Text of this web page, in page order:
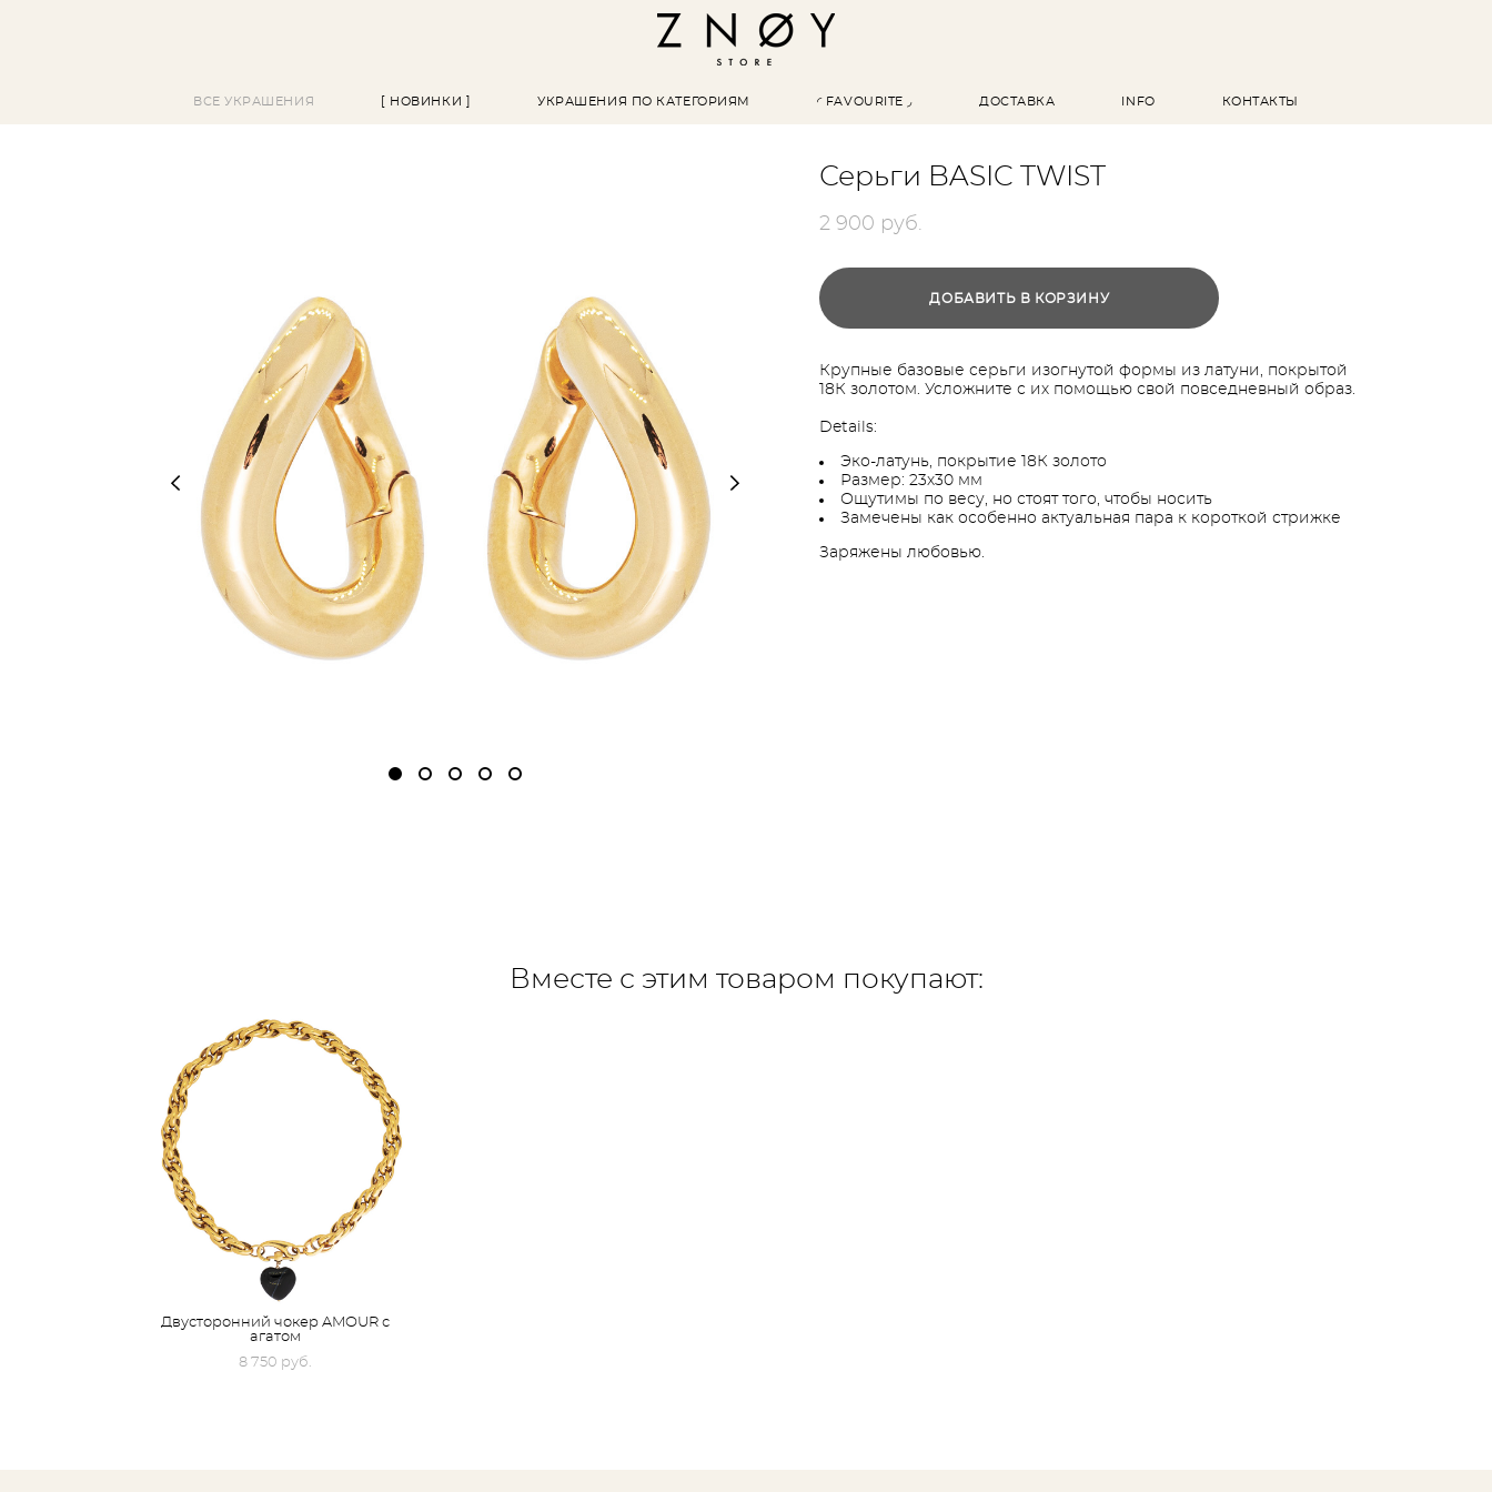
ВСЕ УКРАШЕНИЯ [ НОВИНКИ ] УКРАШЕНИЯ ПО КАТЕГОРИЯМ ◜ FAVOURITE ◞ ДОСТАВКА INFO КОНТАКТЫ
Серьги BASIC TWIST
2 900 pуб.
ДОБАВИТЬ В КОРЗИНУ
Крупные базовые серьги изогнутой формы из латуни, покрытой
18К золотом. Усложните с их помощью свой повседневный образ.
Details:
Эко-латунь, покрытие 18К золото
Размер: 23х30 мм
Ощутимы по весу, но стоят того, чтобы носить
Замечены как особенно актуальная пара к короткой стрижке
Заряжены любовью.
Вместе с этим товаром покупают:
Двусторонний чокер AMOUR с
агатом
8 750 pуб.